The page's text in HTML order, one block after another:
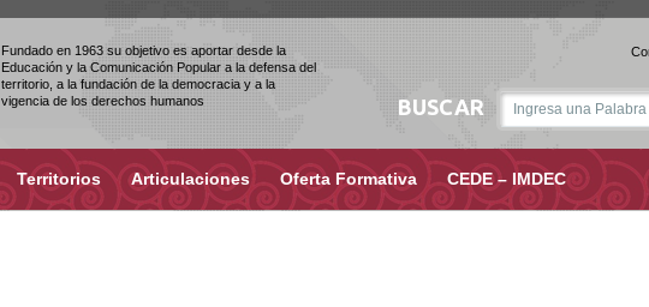
Fundado en 1963 su objetivo es aportar desde la
Educación y la Comunicación Popular a la defensa del
territorio, a la fundación de la democracia y a la
vigencia de los derechos humanos
BUSCAR
Territorios Articulaciones Oferta Formativa CEDE – IMDEC